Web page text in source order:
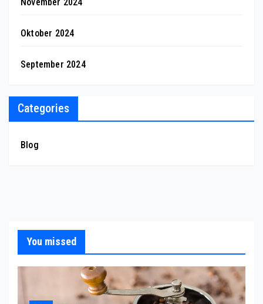
Oktober 2024
September 2024
Categories
Blog
You missed